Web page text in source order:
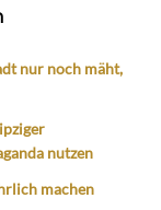
nur noch mäht,
nutzen
machen